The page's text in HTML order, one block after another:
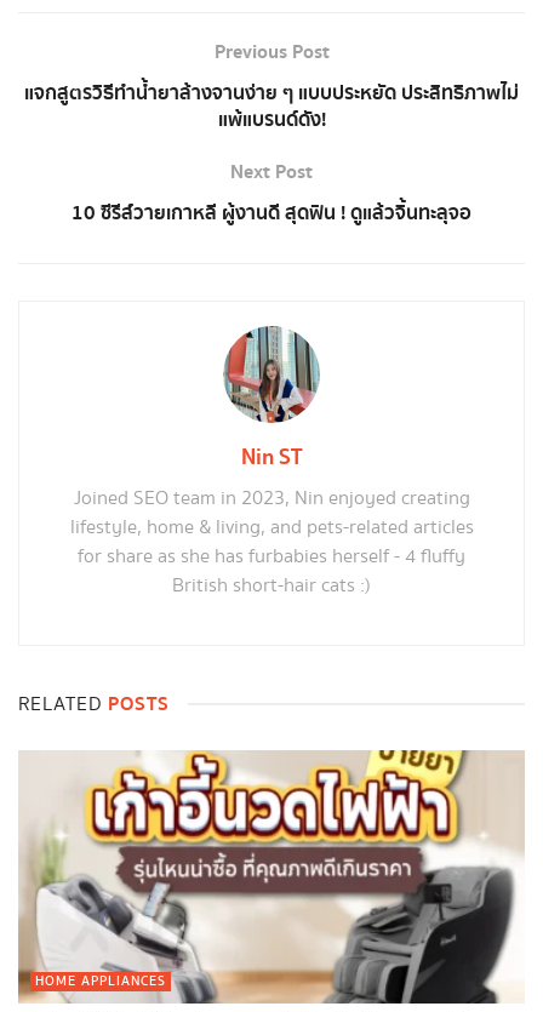
Previous Post
แจกสูตรวิธีทําน้ํายาล้างจานง่าย ๆ แบบประหยัด ประสิทธิภาพไม่
แพ้แบรนด์ดัง!
Next Post
10 ซีรีส์วายเกาหลี ผู้งานดี สุดฟิน ! ดูแล้วจิ้นทะลุจอ
Nin ST
Joined SEO team in 2023, Nin enjoyed creating
lifestyle, home & living, and pets-related articles
for share as she has furbabies herself - 4 fluffy
British short-hair cats :)
RELATED POSTS
HOME APPLIANCES